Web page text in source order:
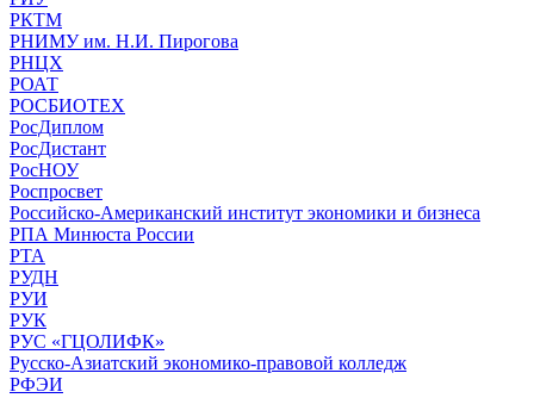
РКТМ
РНИМУ им. Н.И. Пирогова
РНЦХ
РОАТ
РОСБИОТЕХ
РосДиплом
РосДистант
РосНОУ
Роспросвет
Российско-Американский институт экономики и бизнеса
РПА Минюста России
РТА
РУДН
РУИ
РУК
РУС «ГЦОЛИФК»
Русско-Азиатский экономико-правовой колледж
РФЭИ